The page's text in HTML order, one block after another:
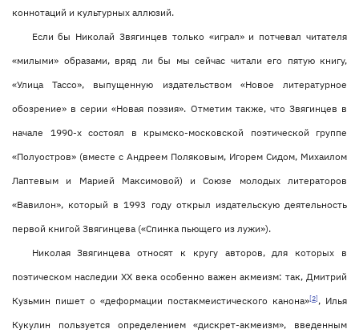
коннотаций и культурных аллюзий.
Если бы Николай Звягинцев только «играл» и потчевал читателя
«милыми» образами, вряд ли бы мы сейчас читали его пятую книгу,
«Улица Тассо», выпущенную издательством «Новое литературное
обозрение» в серии «Новая поэзия». Отметим также, что Звягинцев в
начале 1990-х состоял в крымско-московской поэтической группе
«Полуостров» (вместе с Андреем Поляковым, Игорем Сидом, Михаилом
Лаптевым и Марией Максимовой) и Союзе молодых литераторов
«Вавилон», который в 1993 году открыл издательскую деятельность
первой книгой Звягинцева («Спинка пьющего из лужи»).
Николая Звягинцева относят к кругу авторов, для которых в
поэтическом наследии ХХ века особенно важен акмеизм: так, Дмитрий
Кузьмин пишет о «деформации постакмеистического канона»[2], Илья
Кукулин пользуется определением «дискрет-акмеизм», введенным